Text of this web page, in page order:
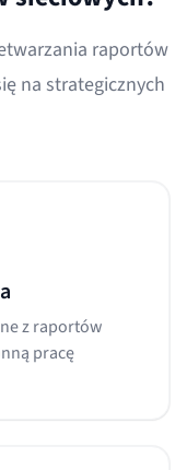
raportów
na strategicznych
z raportów
pracę